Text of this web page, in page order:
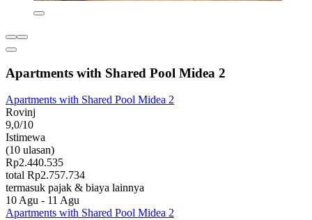
Apartments with Shared Pool Midea 2
Apartments with Shared Pool Midea 2
Rovinj
9,0/10
Istimewa
(10 ulasan)
Rp2.440.535
total Rp2.757.734
termasuk pajak & biaya lainnya
10 Agu - 11 Agu
Apartments with Shared Pool Midea 2